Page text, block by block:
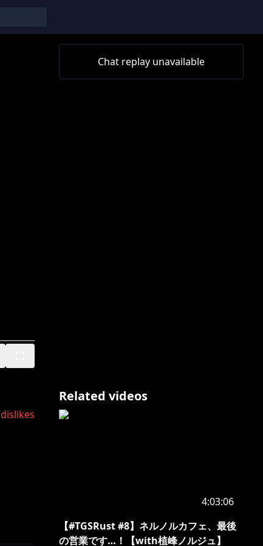
Chat replay unavailable
dislikes
Related videos
4:03:06
【#TGSRust #8】ネルノルカフェ、最後
の営業です…！【with植峰ノルジュ】